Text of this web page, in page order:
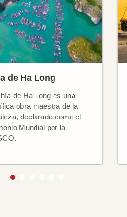
de Ha Long
de Ha Long es una
obra maestra de la
declarada como el
Mundial por la